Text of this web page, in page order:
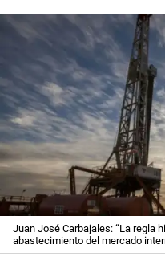
Juan José Carbajales: “La regla
abastecimiento del mercado